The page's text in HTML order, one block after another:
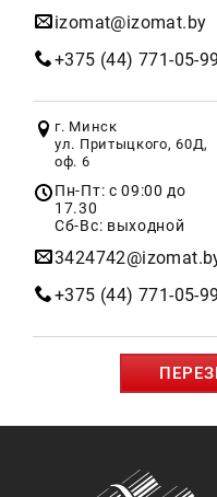
izomat@izomat.by
+375 (44) 771-05-99
г. Минск
ул. Притыцкого, 60Д,
оф. 6
Пн-Пт: с 09:00 до
17.30
Сб-Вс: выходной
+375 (44) 771-05-99